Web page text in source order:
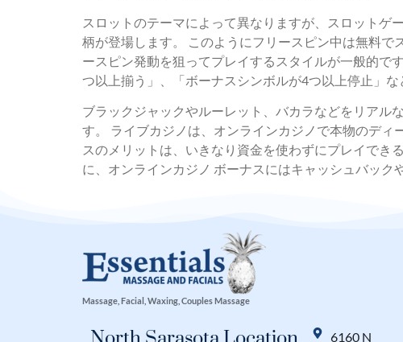
スロットのテーマによって異なりますが、スロットゲ
柄が登場します。 このようにフリースピン中は無料
ースピン発動を狙ってプレイするスタイルが一般的で
つ以上揃う」、「ボーナスシンボルが4つ以上停止」
ブラックジャックやルーレット、バカラなどをリアル
す。 ライブカジノは、オンラインカジノで本物のデ
スのメリットは、いきなり資金を使わずにプレイでき
に、オンラインカジノ ボーナスにはキャッシュバック
Massage, Facial, Waxing, Couples Massage
6160 N